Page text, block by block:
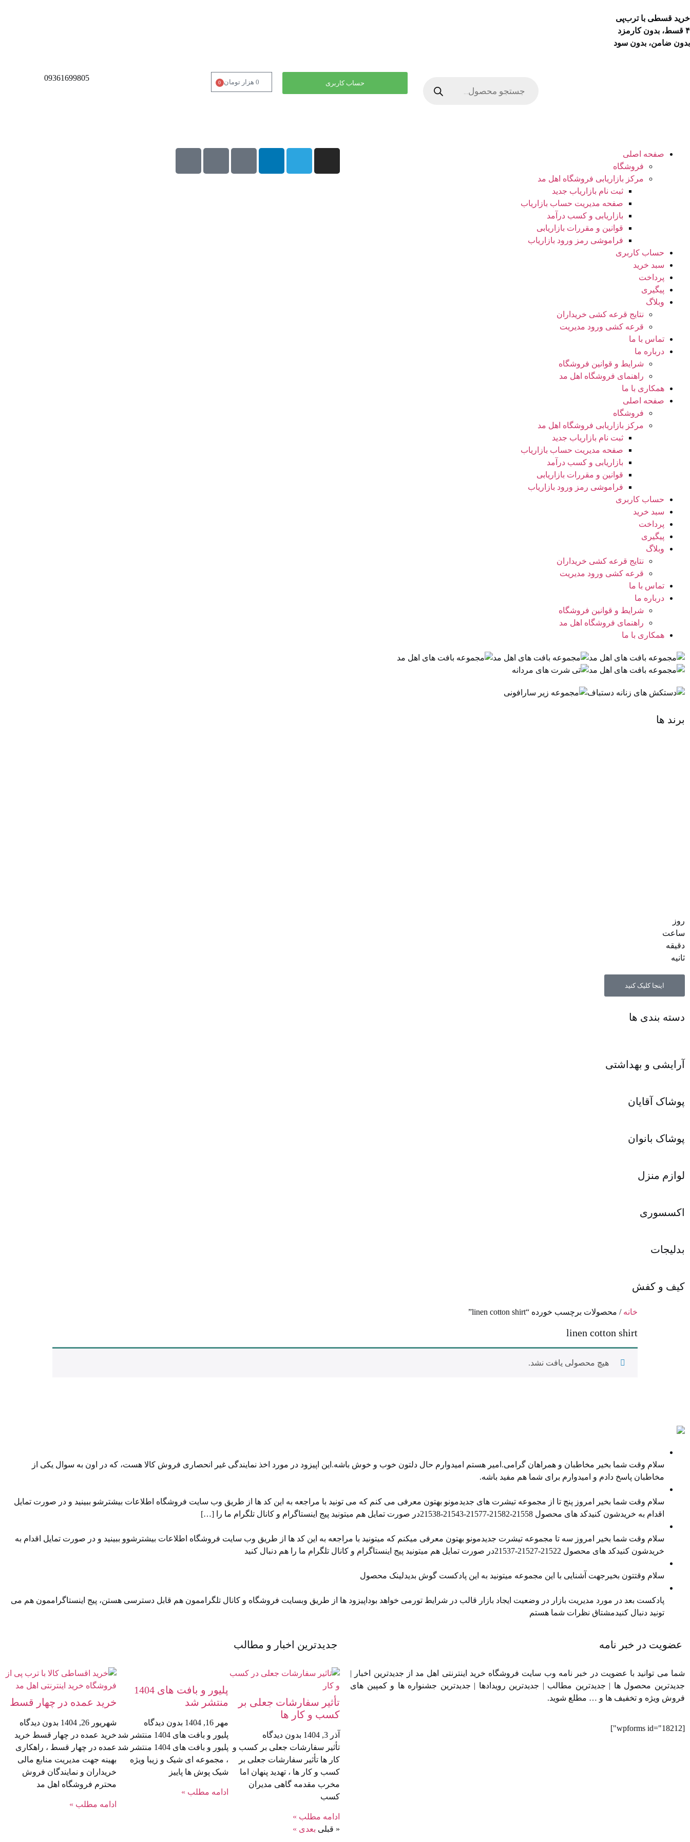
خرید قسطی با ترب‌پی
۴ قسط، بدون کارمزد
بدون ضامن، بدون سود
حساب کاربری 0 هزار تومان 0
09361699805
صفحه اصلی
فروشگاه
مرکز بازاریابی فروشگاه اهل مد
ثبت نام بازاریاب جدید
صفحه مدیریت حساب بازاریاب
بازاریابی و کسب درآمد
قوانین و مقررات بازاریابی
فراموشی رمز ورود بازاریاب
حساب کاربری
سبد خرید
پرداخت
پیگیری
وبلاگ
نتایج قرعه کشی خریداران
قرعه کشی ورود مدیریت
تماس با ما
درباره ما
شرایط و قوانین فروشگاه
راهنمای فروشگاه اهل مد
همکاری با ما
صفحه اصلی
فروشگاه
مرکز بازاریابی فروشگاه اهل مد
ثبت نام بازاریاب جدید
صفحه مدیریت حساب بازاریاب
بازاریابی و کسب درآمد
قوانین و مقررات بازاریابی
فراموشی رمز ورود بازاریاب
حساب کاربری
سبد خرید
پرداخت
پیگیری
وبلاگ
نتایج قرعه کشی خریداران
قرعه کشی ورود مدیریت
تماس با ما
درباره ما
شرایط و قوانین فروشگاه
راهنمای فروشگاه اهل مد
همکاری با ما
برند ها
روز
ساعت‌
دقیقه
ثانیه
اینجا کلیک کنید
دسته بندی ها
آرایشی و بهداشتی
پوشاک آقایان
پوشاک بانوان
لوازم منزل
اکسسوری
بدلیجات
کیف و کفش
خانه / محصولات برچسب خورده “linen cotton shirt”
linen cotton shirt
هیچ محصولی یافت نشد.
سلام وقت شما بخیر مخاطبان و همراهان گرامی.امیر هستم امیدوارم حال دلتون خوب و خوش باشه.این اپیزود در مورد اخذ نمایندگی غیر انحصاری فروش کالا هست، که در اون به سوال یکی از
مخاطبان پاسخ دادم و امیدوارم برای شما هم مفید باشه.
سلام وقت شما بخیر امروز پنج تا از مجموعه تیشرت های جدیدمونو بهتون معرفی می کنم که می تونید با مراجعه به این کد ها از طریق وب سایت ⁠فروشگاه ⁠اطلاعات بیشترشو ببینید و در صورت تمایل
اقدام به خریدشون کنیدکد های محصول ⁠21558-21582-21577⁠-⁠21543⁠-⁠21538⁠در صورت تمایل هم میتونید ⁠پیج اینستاگرام⁠ و ⁠کانال تلگرام⁠ ما را […]
سلام وقت شما بخیر امروز سه تا مجموعه تیشرت جدیدمونو بهتون معرفی میکنم که میتونید با مراجعه به این کد ها از طریق وب سایت فروشگاه اطلاعات بیشترشوو ببینید و در صورت تمایل اقدام به
خریدشون کنیدکد های محصول 21522-21527-21537در صورت تمایل هم میتونید پیج اینستاگرام و کانال تلگرام ما را هم دنبال کنید
سلام وقتتون بخیرجهت آشنایی با این مجموعه میتونید به این پادکست گوش بدیدلینک محصول
پادکست بعد در مورد مدیریت بازار در وضعیت ایجاد بازار قالب در شرایط تورمی خواهد بوداپیزود ها از طریق ⁠⁠وبسایت فروشگاه⁠⁠ و ⁠⁠کانال تلگراممون⁠⁠ هم قابل دسترسی هستن، ⁠⁠پیج اینستاگراممون⁠⁠ هم می
تونید دنبال کنیدمشتاق نظرات شما هستم
عضویت در خبر نامه
شما می توانید با عضویت در خبر نامه وب سایت فروشگاه خرید اینترنتی اهل مد از جدیدترین اخبار |
جدیدترین محصول ها | جدیدترین مطالب | جدیدترین رویدادها | جدیدترین جشنواره ها و کمپین های
فروش ویژه و تخفیف ها و … مطلع شوید.
[wpforms id="18212"]
جدیدترین اخبار و مطالب
تأثیر سفارشات جعلی بر
کسب‌ و کار ها
آذر 3, 1404
بدون دیدگاه
تأثیر سفارشات جعلی بر کسب‌ و
کار ها تأثیر سفارشات جعلی بر
کسب‌ و کار ها ، تهدید پنهان اما
مخرب مقدمه گاهی مدیران
کسب
ادامه مطلب »
پلیور و بافت های 1404
منتشر شد
مهر 16, 1404
بدون دیدگاه
پلیور و بافت های 1404 منتشر شد
پلیور و بافت های 1404 منتشر شد
، مجموعه ای شیک و زیبا ویژه
شیک پوش ها پاییز
ادامه مطلب »
خرید عمده در چهار قسط
شهریور 26, 1404
بدون دیدگاه
خرید عمده در چهار قسط خرید
عمده در چهار قسط ، راهکاری
بهینه جهت مدیریت منابع مالی
خریداران و نمایندگان فروش
محترم فروشگاه اهل مد
ادامه مطلب »
« قبلی بعدی »